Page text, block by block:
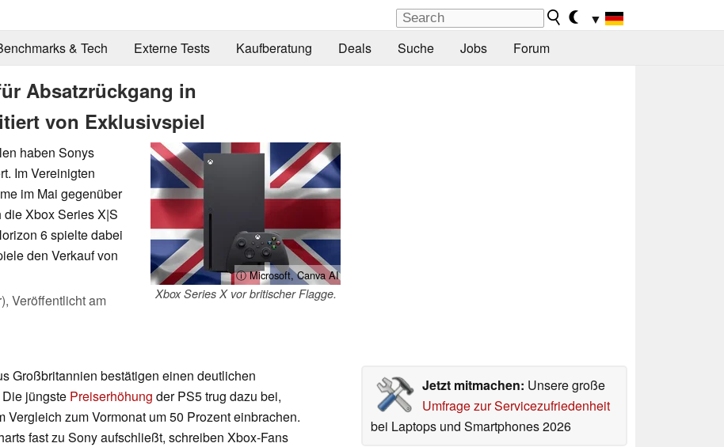
▼
& Tech Externe Tests Kaufberatung Deals Suche Jobs Forum
Absatzrückgang in
von Exklusivspiel
ⓘ Microsoft, Canva AI
Xbox Series X vor britischer Flagge.
haben Sonys
Im Vereinigten
im Mai gegenüber
die Xbox Series X|S
6 spielte dabei
den Verkauf von
Veröffentlicht am
Jetzt mitmachen: Unsere große
Umfrage zur Servicezufriedenheit
bei Laptops und Smartphones 2026
Großbritannien bestätigen einen deutlichen
jüngste Preiserhöhung der PS5 trug dazu bei,
zum Vormonat um 50 Prozent einbrachen.
fast zu Sony aufschließt, schreiben Xbox-Fans